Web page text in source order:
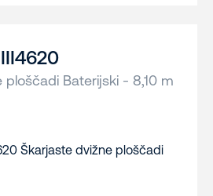
ploščadi Baterijski - 8,10 m